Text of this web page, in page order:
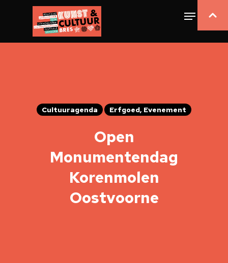
Cultuuragenda Erfgoed, Evenement
Open
Monumentendag
Korenmolen
Oostvoorne